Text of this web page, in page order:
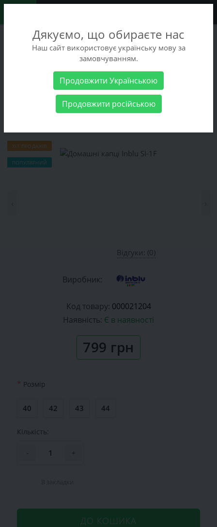
+38 (068) 486-90-09
+38 (093) 486-90-09
Чоловічі товари Чоловіче взуття Домашні капці Inblu SI-1F
Домашні капці Inblu SI-1F
ХІТ ПРОДАЖІВ
ПОПУЛЯРНИЙ
Відгуки: (0)
Виробник:
Код товару: 000021204
Наявність: Є в наявності
799 грн
* Розмiр
40 42 43 44
Кількість:
- +
ДО КОШИКА
Дякуємо, що обираєте нас
Наш сайт використовує українську мову за
замовчуванням.
Продовжити Українською
Продовжити російською